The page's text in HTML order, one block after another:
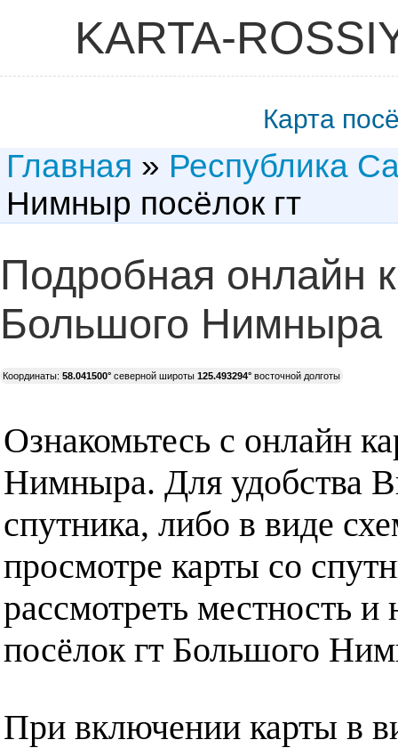
KARTA-
Карта
Главная » Республика
Нимныр посёлок гт
Подробная онлайн
Большого Нимныра
Координаты: 58.041500° северной широты 125.493294° восточной долготы
Ознакомьтесь с онлайн
Нимныра. Для удобства
спутника, либо в виде
просмотре карты со
рассмотреть местность
посёлок гт Большого
При включении карты в